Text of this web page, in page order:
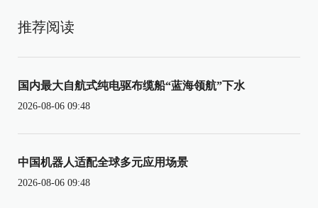
推荐阅读
国内最大自航式纯电驱布缆船“蓝海领航”下水
2026-08-06 09:48
中国机器人适配全球多元应用场景
2026-08-06 09:48